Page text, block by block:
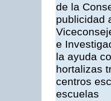
de la
publicidad
e
la ayuda
hortalizas
centros
escuelas